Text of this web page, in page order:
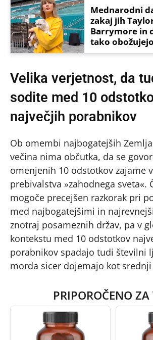
Mednarodni
zakaj jih
Barrymore in
tako
Velika verjetnost, da
sodite med 10
največjih porabnikov
Ob omembi najbogatejših
večina nima občutka, da se
omenjenih 10 odstotkov zajame
prebivalstva »zahodnega sveta«.
mogoče precejšen razkorak pri
med najbogatejšimi in
znotraj posameznih držav, pa v
kontekstu med 10 odstotkov
porabnikov spadajo tudi številni
morda sicer dojemajo kot
PRIPOROČENO ZA